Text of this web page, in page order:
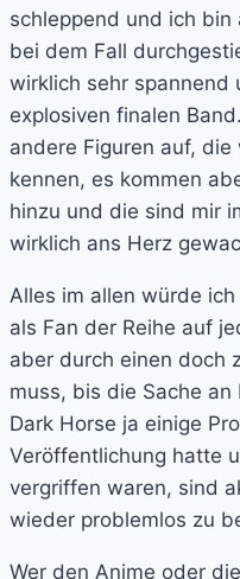
schleppend und ich
bei dem Fall
wirklich sehr spannend
explosiven finalen
andere Figuren auf,
kennen, es kommen
hinzu und die sind mir
wirklich ans Herz
Alles im allen würde
als Fan der Reihe auf
aber durch einen doch
muss, bis die Sache
Dark Horse ja einige
Veröffentlichung hatte
vergriffen waren, sind
wieder problemlos zu
Wer den Anime oder